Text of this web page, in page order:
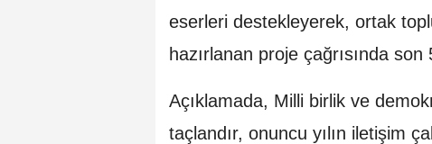
eserleri destekleyerek, ortak
hazırlanan proje çağrısında
Açıklamada, Milli birlik ve
taçlandır, onuncu yılın iletişim